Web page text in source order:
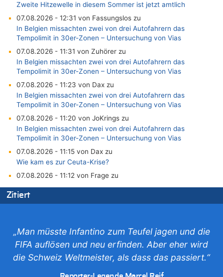
Zweite Hitzewelle in diesem Sommer ist jetzt amtlich
07.08.2026 - 12:31 von Fassungslos zu
In Belgien missachten zwei von drei Autofahrern das
Tempolimit in 30er-Zonen – Untersuchung von Vias
07.08.2026 - 11:31 von Zuhörer zu
In Belgien missachten zwei von drei Autofahrern das
Tempolimit in 30er-Zonen – Untersuchung von Vias
07.08.2026 - 11:23 von Dax zu
In Belgien missachten zwei von drei Autofahrern das
Tempolimit in 30er-Zonen – Untersuchung von Vias
07.08.2026 - 11:20 von JoKrings zu
In Belgien missachten zwei von drei Autofahrern das
Tempolimit in 30er-Zonen – Untersuchung von Vias
07.08.2026 - 11:15 von Dax zu
Wie kam es zur Ceuta-Krise?
07.08.2026 - 11:12 von Frage zu
Wasserstand des Rheins in NRW so niedrig wie noch nie
07.08.2026 - 10:29 von Soso zu
07.08.2026 - 10:23 von Opa zu
In Belgien missachten zwei von drei Autofahrern das
Tempolimit in 30er-Zonen – Untersuchung von Vias
Zitiert
„Man müsste Infantino zum Teufel jagen und die
FIFA auflösen und neu erfinden. Aber eher wird
die Schweiz Weltmeister, als dass das passiert.“